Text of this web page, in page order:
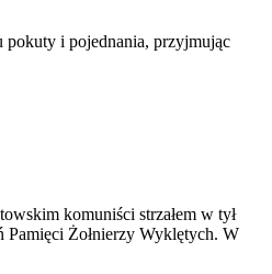
pokuty i pojednania, przyjmując
komuniści strzałem w tył
Pamięci Żołnierzy Wyklętych. W